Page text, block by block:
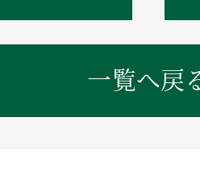
一覧へ戻